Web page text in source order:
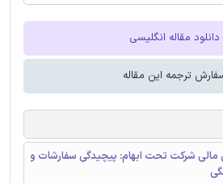
دانلود مقاله انگلیسی
ترجمه این مقاله
مالی شرکت تحت ابهام: پیچیدگی سفارشات و